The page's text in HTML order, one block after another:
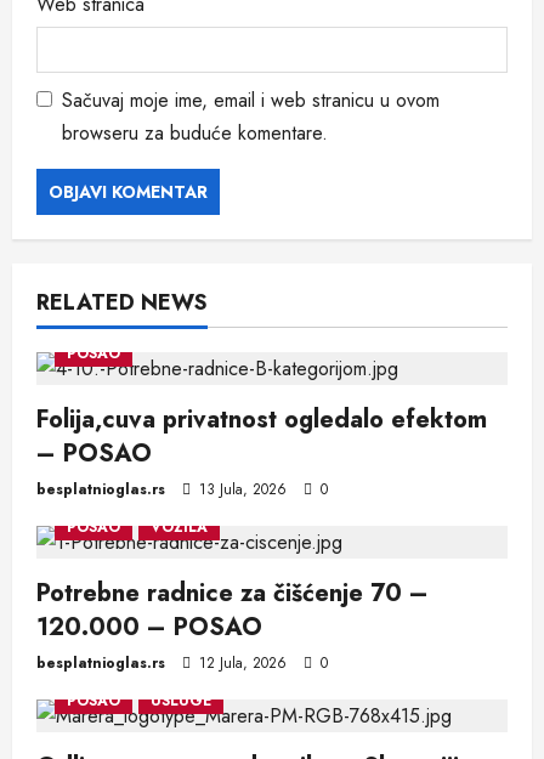
Sačuvaj moje ime, email i web stranicu u ovom
browseru za buduće komentare.
RELATED NEWS
POSAO
Folija,cuva privatnost ogledalo efektom
– POSAO
besplatnioglas.rs 13 Jula, 2026
0
POSAO
VOZILA
Potrebne radnice za čišćenje 70 –
120.000 – POSAO
besplatnioglas.rs 12 Jula, 2026
0
POSAO
USLUGE